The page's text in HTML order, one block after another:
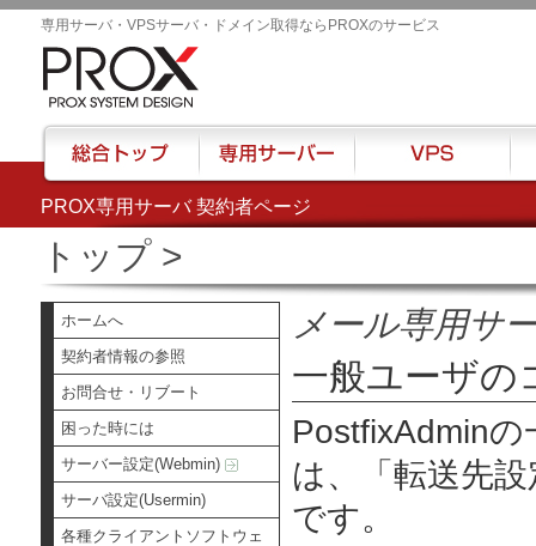
PROX専用サーバ 契約者ページ
専用サーバ・VPSサーバ・ドメイン取得ならPROXのサービス
トップ>
ホームへ
契約者情報の参照
お問合せ・リブート
困った時には
サーバー設定(Webmin)
サーバ設定(Usermin)
各種クライアントソフトウェ
メール専用サ
一般ユーザの
PostfixAdmin
は、
「転送先
です。
総合トップ 専用サーバー VPS ハ